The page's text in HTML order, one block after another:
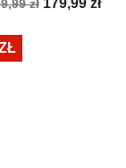
zł